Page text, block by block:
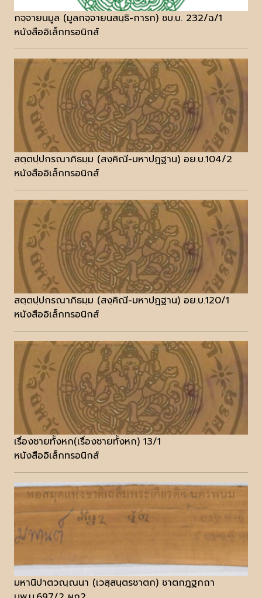
กจฺจายนมูล (มูลกจฺจายนสนฺธิ-การก) ชบ.บ. 232/ฉ/1
หนังสืออิเล็กทรอนิกส์
สตฺตปฺปกรณาภิธมฺม (สงฺคิณี-มหาปฎฐาน) อย.บ.104/2
หนังสืออิเล็กทรอนิกส์
สตฺตปฺปกรณาภิธมฺม (สงฺคิณี-มหาปฎฐาน) อย.บ.120/1
หนังสืออิเล็กทรอนิกส์
เรื่องชายทั้งหก(เรื่องชายทั้งหก) 13/1
หนังสืออิเล็กทรอนิกส์
มหานิปาตวณฺณนา (เวสฺสนฺตรชาตก) ชาตกฎฐกถา